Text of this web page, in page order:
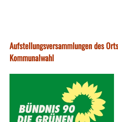
Aufstellungsversammlungen des
Kommunalwahl